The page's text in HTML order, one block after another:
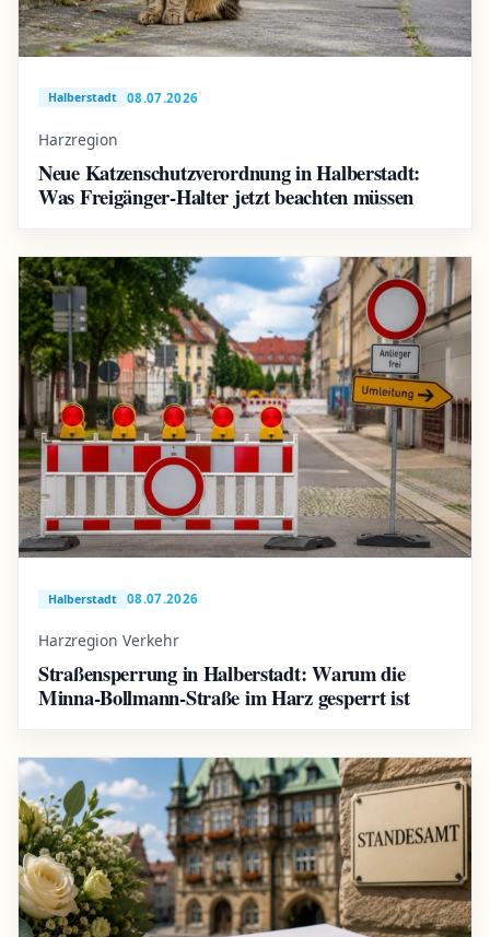
Halberstadt 08.07.2026
Harzregion
Neue Katzenschutzverordnung in Halberstadt:
Was Freigänger-Halter jetzt beachten müssen
Halberstadt 08.07.2026
Harzregion Verkehr
Straßensperrung in Halberstadt: Warum die
Minna-Bollmann-Straße im Harz gesperrt ist